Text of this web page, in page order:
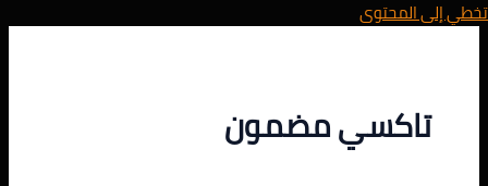
تخطي إلى المحتوى
تاكسي مضمون